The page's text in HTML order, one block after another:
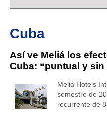
Cuba
Así ve Meliá los
Cuba: “puntual y
Meliá Hotels
semestre de
recurrente de